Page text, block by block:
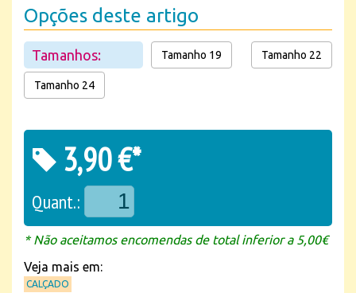
Opções deste artigo
Tamanhos: Tamanho 19 Tamanho 22
Tamanho 24
3,90 €*
Quant.:
* Não aceitamos encomendas de total inferior a 5,00€
Veja mais em:
CALÇADO